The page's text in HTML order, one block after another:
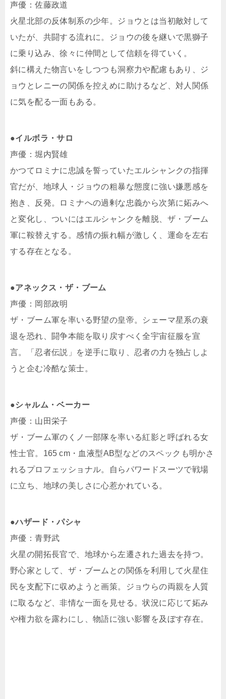
声優：佐藤政道
火星北部の反体制系の少年。ジョウとは当初敵対して
いたが、共闘する流れに。ジョウの後を継いで黒獅子
に乗り込み、徐々に仲間として信頼を得ていく。
斜に構えた物言いをしつつも洞察力や配慮もあり、ジ
ョウとレニーの関係を控えめに助けるなど、対人関係
に気を配る一面もある。
●イルボラ・サロ
声優：堀内賢雄
かつてロミナに忠誠を誓っていたエルシャンクの指揮
官だが、地球人・ジョウの粗暴な態度に強い嫌悪感を
抱き、反発。ロミナへの過剰な忠義から次第に妬みへ
と変化し、ついにはエルシャンクを離脱、ザ・ブーム
軍に鞍替えする。感情の振れ幅が激しく、運命を左右
する存在となる。
●アネックス・ザ・ブーム
声優：岡部政明
ザ・ブーム軍を率いる野望の皇帝。シェーマ星系の衰
退を恐れ、闘争本能を取り戻すべく全宇宙征服を宣
言。「忍者伝説」を逆手に取り、忍者の力を独占しよ
うと企む冷酷な策士。
●シャルム・ベーカー
声優：山田栄子
ザ・ブーム軍のくノ一部隊を率いる紅影と呼ばれる女
性士官。165 cm・血液型AB型などのスペックも明かさ
れるプロフェッショナル。自らパワードスーツで戦場
に立ち、地球の美しさに心惹かれている。
●ハザード・パシャ
声優：青野武
火星の開拓長官で、地球から左遷された過去を持つ。
野心家として、ザ・ブームとの関係を利用して火星住
民を支配下に収めようと画策。ジョウらの両親を人質
に取るなど、非情な一面を見せる。状況に応じて妬み
や権力欲を露わにし、物語に強い影響を及ぼす存在。